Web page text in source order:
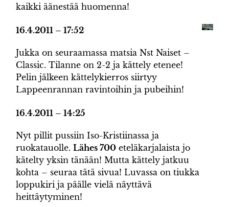
kaikki äänestää huomenna!
16.4.2011 – 17:52
Jukka on seuraamassa matsia Nst Naiset –
Classic. Tilanne on 2-2 ja kättely etenee!
Pelin jälkeen kättelykierros siirtyy
Lappeenrannan ravintoihin ja pubeihin!
16.4.2011 – 14:25
Nyt pillit pussiin Iso-Kristiinassa ja
ruokatauolle. Lähes 700 eteläkarjalaista jo
kätelty yksin tänään! Mutta kättely jatkuu
kohta – seuraa tätä sivua! Luvassa on tiukka
loppukiri ja päälle vielä näyttävä
heittäytyminen!